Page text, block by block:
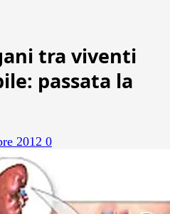
tra viventi
passata la
2012 0